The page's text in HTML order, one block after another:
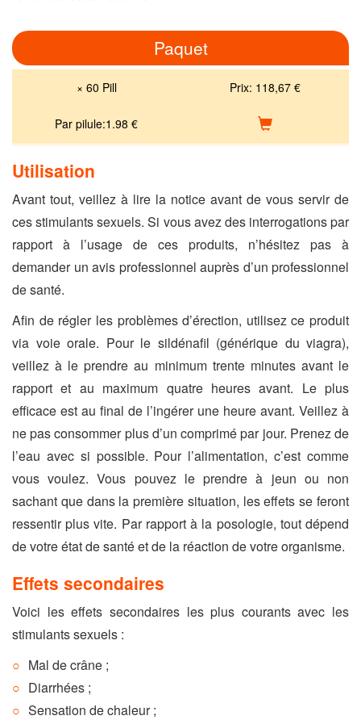
Paquet
× 60 Pill Prix: 118,67 €
Par pilule:1.98 €
Utilisation
Avant tout, veillez à lire la notice avant de vous servir de
ces stimulants sexuels. Si vous avez des interrogations par
rapport à l’usage de ces produits, n’hésitez pas à
demander un avis professionnel auprès d’un professionnel
de santé.
Afin de régler les problèmes d’érection, utilisez ce produit
via voie orale. Pour le sildénafil (générique du viagra),
veillez à le prendre au minimum trente minutes avant le
rapport et au maximum quatre heures avant. Le plus
efficace est au final de l’ingérer une heure avant. Veillez à
ne pas consommer plus d’un comprimé par jour. Prenez de
l’eau avec si possible. Pour l’alimentation, c’est comme
vous voulez. Vous pouvez le prendre à jeun ou non
sachant que dans la première situation, les effets se feront
ressentir plus vite. Par rapport à la posologie, tout dépend
de votre état de santé et de la réaction de votre organisme.
Effets secondaires
Voici les effets secondaires les plus courants avec les
stimulants sexuels :
Mal de crâne ;
Diarrhées ;
Sensation de chaleur ;